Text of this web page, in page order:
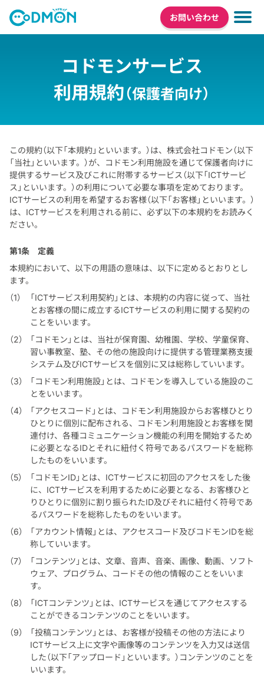
お問い合わせ
コドモンサービス
利用規約（保護者向け）
この規約（以下「本規約」といいます。）は、株式会社コドモン（以下
「当社」といいます。）が、コドモン利用施設を通じて保護者向けに
提供するサービス及びこれに附帯するサービス（以下「ICTサービ
ス」といいます。）の利用について必要な事項を定めております。
ICTサービスの利用を希望するお客様（以下「お客様」といいます。）
は、ICTサービスを利用される前に、必ず以下の本規約をお読みく
ださい。
第1条
定義
本規約において、以下の用語の意味は、以下に定めるとおりとし
ます。
「ICTサービス利用契約」とは、本規約の内容に従って、当社
とお客様の間に成立するICTサービスの利用に関する契約の
ことをいいます。
「コドモン」とは、当社が保育園、幼稚園、学校、学童保育、
習い事教室、塾、その他の施設向けに提供する管理業務支援
システム及びICTサービスを個別に又は総称していいます。
「コドモン利用施設」とは、コドモンを導入している施設のこ
とをいいます。
「アクセスコード」とは、コドモン利用施設からお客様ひとり
ひとりに個別に配布される、コドモン利用施設とお客様を関
連付け、各種コミュニケーション機能の利用を開始するため
に必要となるIDとそれに紐付く符号であるパスワードを総称
したものをいいます。
「コドモンID」とは、ICTサービスに初回のアクセスをした後
に、ICTサービスを利用するために必要となる、お客様ひと
りひとりに個別に割り振られたID及びそれに紐付く符号であ
るパスワードを総称したものをいいます。
「アカウント情報」とは、アクセスコード及びコドモンIDを総
称していいます。
「コンテンツ」とは、文章、音声、音楽、画像、動画、ソフト
ウェア、プログラム、コードその他の情報のことをいいま
す。
「ICTコンテンツ」とは、ICTサービスを通じてアクセスする
ことができるコンテンツのことをいいます。
「投稿コンテンツ」とは、お客様が投稿その他の方法により
ICTサービス上に文字や画像等のコンテンツを入力又は送信
した（以下「アップロード」といいます。）コンテンツのことを
いいます。